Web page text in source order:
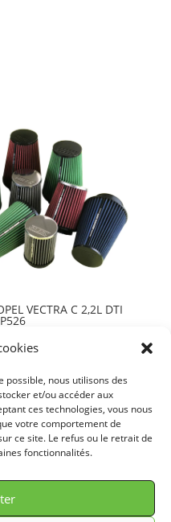
possible, nous utilisons des
et/ou accéder aux
ces technologies, vous nous
votre comportement de
ce site. Le refus ou le retrait de
fonctionnalités.
VECTRA C 2,2L DTI
droits réservés.